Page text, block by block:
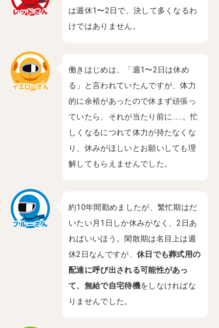
は週休1〜2日で、決して多くなるわ
けではありません。
働きはじめは、「週1〜2日は休め
る」と言われていたんですが、体力
的に余裕があったので休まず頑張っ
ていたら、それが当たり前に‪…‬…‬。忙
しくなるにつれて体力が持たなくな
り、休みがほしいとお願いしても理
解してもらえませんでした。
約10年間勤めましたが、繁忙期はだ
いたい月1日しか休みがなく、2日あ
ればいいほう。閑散期は名目上は週
休2日なんですが、 休日でも葬式用の
配達に呼び出される可能性があっ
て、無給で自宅待機をしなければな
りませんでした。